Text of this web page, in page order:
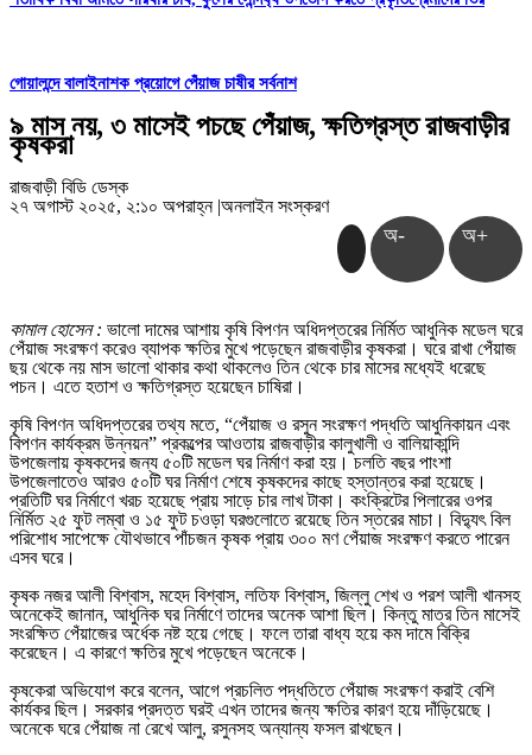
গোয়ালন্দে বালাইনাশক প্রয়োগে পেঁয়াজ চাষীর সর্বনাশ
৯ মাস নয়, ৩ মাসেই পচছে পেঁয়াজ, ক্ষতিগ্রস্ত রাজবাড়ীর
কৃষকরা
রাজবাড়ী বিডি ডেস্ক
২৭ অগাস্ট ২০২৫, ২:১০ অপরাহ্ন |অনলাইন সংস্করণ
অ- অ+
কামাল হোসেন : ভালো দামের আশায় কৃষি বিপণন অধিদপ্তরের নির্মিত আধুনিক মডেল ঘরে
পেঁয়াজ সংরক্ষণ করেও ব্যাপক ক্ষতির মুখে পড়েছেন রাজবাড়ীর কৃষকরা। ঘরে রাখা পেঁয়াজ
ছয় থেকে নয় মাস ভালো থাকার কথা থাকলেও তিন থেকে চার মাসের মধ্যেই ধরেছে
পচন। এতে হতাশ ও ক্ষতিগ্রস্ত হয়েছেন চাষিরা।
কৃষি বিপণন অধিদপ্তরের তথ্য মতে, “পেঁয়াজ ও রসুন সংরক্ষণ পদ্ধতি আধুনিকায়ন এবং
বিপণন কার্যক্রম উন্নয়ন” প্রকল্পের আওতায় রাজবাড়ীর কালুখালী ও বালিয়াকান্দি
উপজেলায় কৃষকদের জন্য ৫০টি মডেল ঘর নির্মাণ করা হয়। চলতি বছর পাংশা
উপজেলাতেও আরও ৫০টি ঘর নির্মাণ শেষে কৃষকদের কাছে হস্তান্তর করা হয়েছে।
প্রতিটি ঘর নির্মাণে খরচ হয়েছে প্রায় সাড়ে চার লাখ টাকা। কংক্রিটের পিলারের ওপর
নির্মিত ২৫ ফুট লম্বা ও ১৫ ফুট চওড়া ঘরগুলোতে রয়েছে তিন স্তরের মাচা। বিদ্যুৎ বিল
পরিশোধ সাপেক্ষে যৌথভাবে পাঁচজন কৃষক প্রায় ৩০০ মণ পেঁয়াজ সংরক্ষণ করতে পারেন
এসব ঘরে।
কৃষক নজর আলী বিশ্বাস, মহেদ বিশ্বাস, লতিফ বিশ্বাস, জিল্লু শেখ ও পরশ আলী খানসহ
অনেকেই জানান, আধুনিক ঘর নির্মাণে তাদের অনেক আশা ছিল। কিন্তু মাত্র তিন মাসেই
সংরক্ষিত পেঁয়াজের অর্ধেক নষ্ট হয়ে গেছে। ফলে তারা বাধ্য হয়ে কম দামে বিক্রি
করেছেন। এ কারণে ক্ষতির মুখে পড়েছেন অনেকে।
কৃষকেরা অভিযোগ করে বলেন, আগে প্রচলিত পদ্ধতিতে পেঁয়াজ সংরক্ষণ করাই বেশি
কার্যকর ছিল। সরকার প্রদত্ত ঘরই এখন তাদের জন্য ক্ষতির কারণ হয়ে দাঁড়িয়েছে।
অনেকে ঘরে পেঁয়াজ না রেখে আলু, রসুনসহ অন্যান্য ফসল রাখছেন।